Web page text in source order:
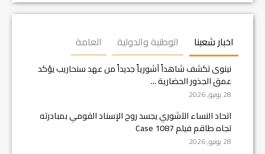
اخبار شعبنا الوطنية والدولية العامة
نينوى تكشف شاهداً آشورياً جديداً من عهد سنحاريب يؤكد
عمق الجذور الحضارية ...
28 يونيو, 2026
اتحاد النساء الآشوري يجسد روح الإسناد القومي بمبادرته
تجاه طاقم فيلم Case 1087
28 يونيو, 2026